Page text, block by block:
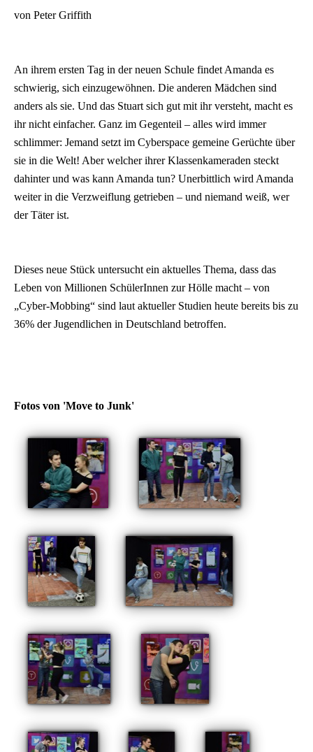
von Peter Griffith
An ihrem ersten Tag in der neuen Schule findet Amanda es
schwierig, sich einzugewöhnen. Die anderen Mädchen sind
anders als sie. Und das Stuart sich gut mit ihr versteht, macht es
ihr nicht einfacher. Ganz im Gegenteil – alles wird immer
schlimmer: Jemand setzt im Cyberspace gemeine Gerüchte über
sie in die Welt! Aber welcher ihrer Klassenkameraden steckt
dahinter und was kann Amanda tun? Unerbittlich wird Amanda
weiter in die Verzweiflung getrieben – und niemand weiß, wer
der Täter ist.
Dieses neue Stück untersucht ein aktuelles Thema, dass das
Leben von Millionen SchülerInnen zur Hölle macht – von
„Cyber-Mobbing“ sind laut aktueller Studien heute bereits bis zu
36% der Jugendlichen in Deutschland betroffen.
Fotos von 'Move to Junk'